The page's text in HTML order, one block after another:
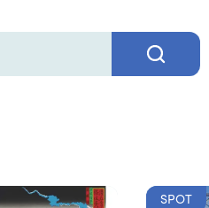
SPOT